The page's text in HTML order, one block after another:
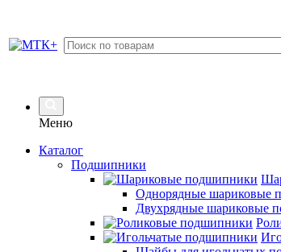
Меню
Каталог
Подшипники
Однорядные шариковые
Двухрядные шариковые